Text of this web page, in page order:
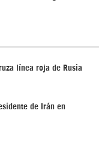
línea roja de Rusia
de Irán en